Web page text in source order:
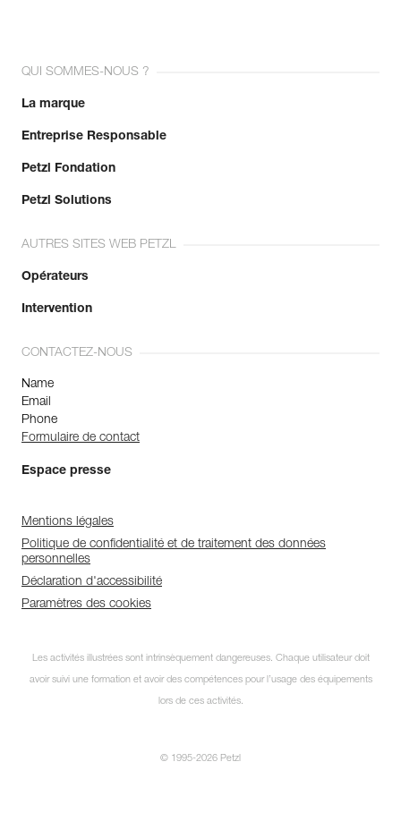
QUI SOMMES-NOUS ?
La marque
Entreprise Responsable
Petzl Fondation
Petzl Solutions
AUTRES SITES WEB PETZL
Opérateurs
Intervention
CONTACTEZ-NOUS
Name
Email
Phone
Formulaire de contact
Espace presse
Mentions légales
Politique de confidentialité et de traitement des données
personnelles
Déclaration d'accessibilité
Paramètres des cookies
Les activités illustrées sont intrinsèquement dangereuses. Chaque utilisateur doit
avoir suivi une formation et avoir des compétences pour l’usage des équipements
lors de ces activités.
© 1995-2026 Petzl